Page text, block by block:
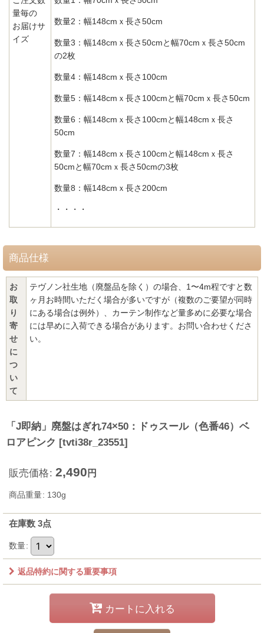
量毎の
お届けサ
イズ
数量2：幅148cmｘ長さ50cm
数量3：幅148cmｘ長さ50cmと幅70cmｘ長さ50cm
の2枚
数量4：幅148cmｘ長さ100cm
数量5：幅148cmｘ長さ100cmと幅70cmｘ長さ50cm
数量6：幅148cmｘ長さ100cmと幅148cmｘ長さ
50cm
数量7：幅148cmｘ長さ100cmと幅148cmｘ長さ
50cmと幅70cmｘ長さ50cmの3枚
数量8：幅148cmｘ長さ200cm
・・・・
商品仕様
お
取
り
寄
せ
に
つ
い
て
テヴノン社生地（廃盤品を除く）の場合、1〜4m程ですと数
ヶ月お時間いただく場合が多いですが（複数のご要望が同時
にある場合は例外）、カーテン制作など量多めに必要な場合
には早めに入荷できる場合があります。お問い合わせくださ
い。
「J即納」廃盤はぎれ74×50：ドゥスール（色番46）ベ
ロアピンク [tvti38r_23551]
販売価格: 2,490 円
商品重量: 130g
在庫数 3点
数量:
返品特約に関する重要事項
カートに入れる